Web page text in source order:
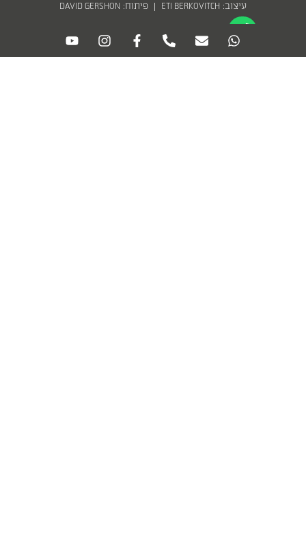
ETI BERKOVITCH| פיתוח: DAVID GERSHON